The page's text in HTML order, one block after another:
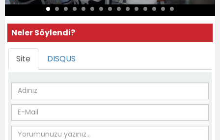
Neler Söylendi?
Site DISQUS